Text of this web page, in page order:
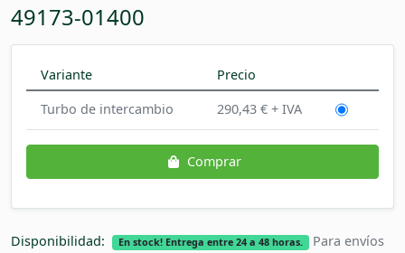
49173-01400
Variante
Precio
Turbo de intercambio
290,43 € + IVA
Comprar
Disponibilidad: En stock! Entrega entre 24 a 48 horas.
Para envíos